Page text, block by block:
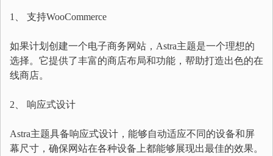
1、 支持WooCommerce
如果计划创建一个电子商务网站，Astra主题是一个理想的
选择。它提供了丰富的商店布局和功能，帮助打造出色的在
线商店。
2、 响应式设计
Astra主题具备响应式设计，能够自动适应不同的设备和屏
幕尺寸，确保网站在各种设备上都能够展现出最佳的效果。